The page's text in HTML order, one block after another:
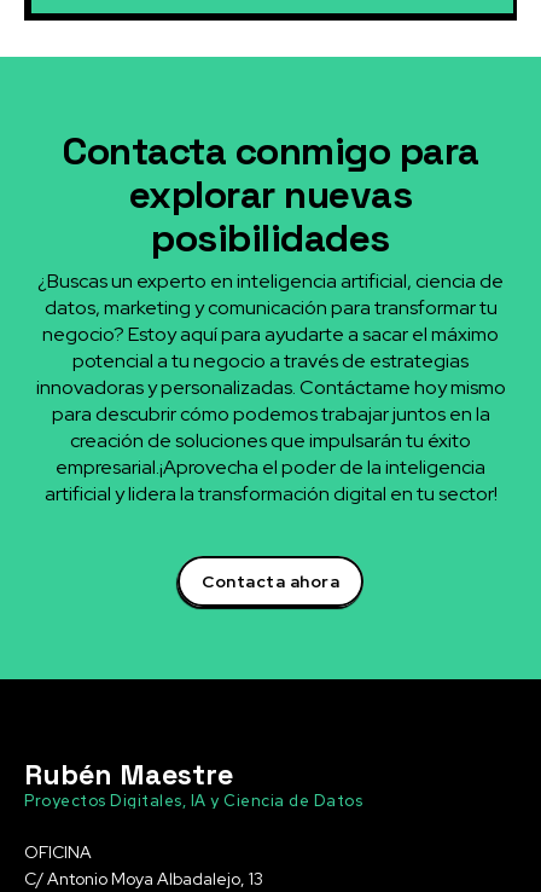
Contacta conmigo para
explorar nuevas
posibilidades
¿Buscas un experto en inteligencia artificial, ciencia de
datos, marketing y comunicación para transformar tu
negocio? Estoy aquí para ayudarte a sacar el máximo
potencial a tu negocio a través de estrategias
innovadoras y personalizadas. Contáctame hoy mismo
para descubrir cómo podemos trabajar juntos en la
creación de soluciones que impulsarán tu éxito
empresarial.¡Aprovecha el poder de la inteligencia
artificial y lidera la transformación digital en tu sector!
Contacta ahora
Rubén Maestre
Proyectos Digitales, IA y Ciencia de Datos
OFICINA
C/ Antonio Moya Albadalejo, 13